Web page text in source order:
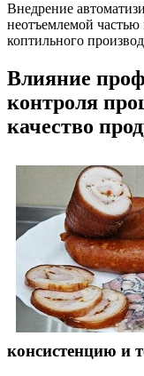
Внедрение
неотъемлемой частью
коптильного
Влияние
контроля
качество
консистенцию и